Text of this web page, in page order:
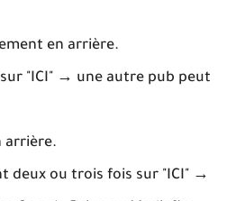
en arrière.
"ICI" → une autre pub peut
arrière.
deux ou trois fois sur "ICI" →